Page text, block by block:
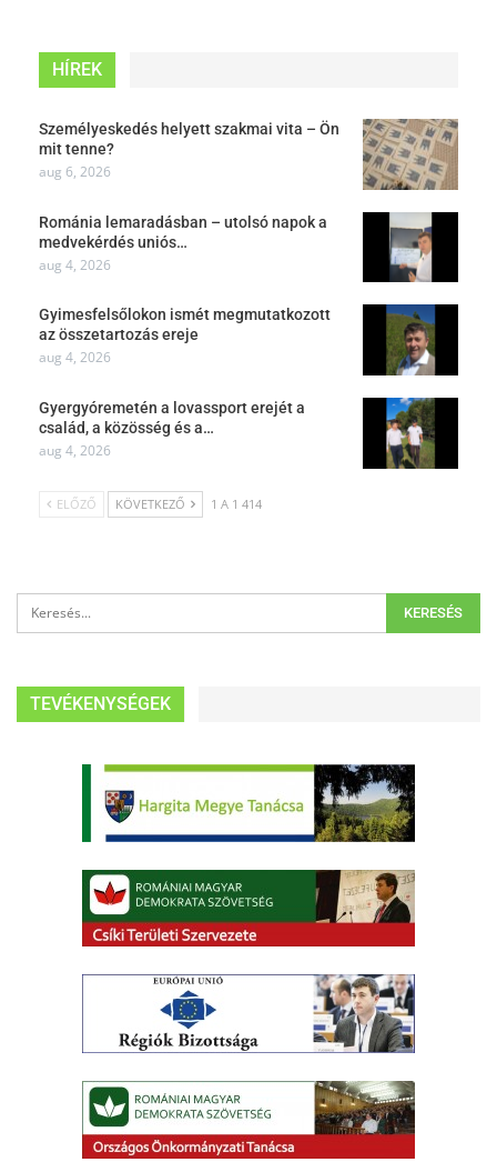
HÍREK
Személyeskedés helyett szakmai vita – Ön
mit tenne?
aug 6, 2026
Románia lemaradásban – utolsó napok a
medvekérdés uniós…
aug 4, 2026
Gyimesfelsőlokon ismét megmutatkozott
az összetartozás ereje
aug 4, 2026
Gyergyóremetén a lovassport erejét a
család, a közösség és a…
aug 4, 2026
ELŐZŐ KÖVETKEZŐ 1 A 1 414
TEVÉKENYSÉGEK